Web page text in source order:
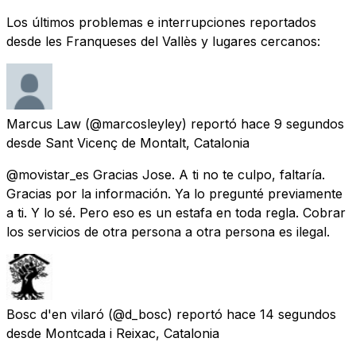
Los últimos problemas e interrupciones reportados
desde les Franqueses del Vallès y lugares cercanos:
Marcus Law (@marcosleyley) reportó hace 9 segundos
desde Sant Vicenç de Montalt, Catalonia
@movistar_es Gracias Jose. A ti no te culpo, faltaría.
Gracias por la información. Ya lo pregunté previamente
a ti. Y lo sé. Pero eso es un estafa en toda regla. Cobrar
los servicios de otra persona a otra persona es ilegal.
Bosc d'en vilaró (@d_bosc) reportó hace 14 segundos
desde Montcada i Reixac, Catalonia